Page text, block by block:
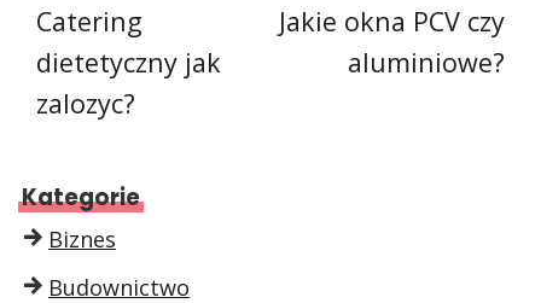
Catering
dietetyczny jak
zalozyc?
Jakie okna PCV czy
aluminiowe?
Kategorie
Biznes
Budownictwo